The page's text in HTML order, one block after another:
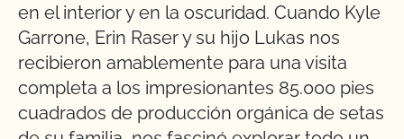
en el interior y en la oscuridad. Cuando Kyle
Garrone, Erin Raser y su hijo Lukas nos
recibieron amablemente para una visita
completa a los impresionantes 85.000 pies
cuadrados de producción orgánica de setas